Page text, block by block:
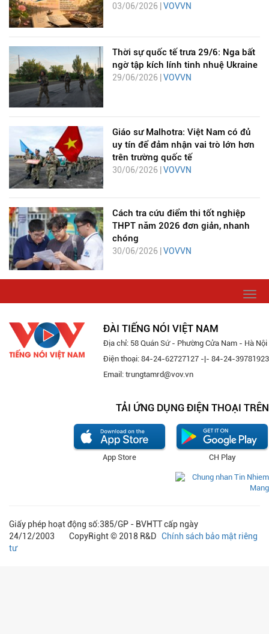
03/06/2026 | VOVVN
Thời sự quốc tế trưa 29/6: Nga bất
ngờ tập kích lính tinh nhuệ Ukraine
29/06/2026 |VOVVN
Giáo sư Malhotra: Việt Nam có đủ
uy tín để đảm nhận vai trò lớn hơn
trên trường quốc tế
30/06/2026 | VOVVN
Cách tra cứu điểm thi tốt nghiệp
THPT năm 2026 đơn giản, nhanh
chóng
30/06/2026 | VOVVN
ĐÀI TIẾNG NÓI VIỆT NAM
Địa chỉ: 58 Quán Sứ - Phường Cửa Nam - Hà Nội
Điện thoại: 84-24-62727127 -|- 84-24-39781923
Email: trungtamrd@vov.vn
TẢI ỨNG DỤNG ĐIỆN THOẠI TRÊN
CH Play
App Store
Giấy phép hoạt động số:385/GP - BVHTT cấp ngày
24/12/2003 CopyRight © 2018 R&D Chính sách bảo mật riêng
tư